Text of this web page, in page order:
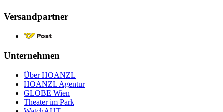
Versandpartner
Unternehmen
Über HOANZL
HOANZL Agentur
GLOBE Wien
Theater im Park